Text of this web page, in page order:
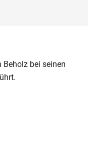
Beholz bei seinen